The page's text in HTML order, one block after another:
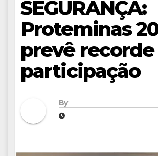
SEGURANÇA:
Proteminas
prevê
participação
By